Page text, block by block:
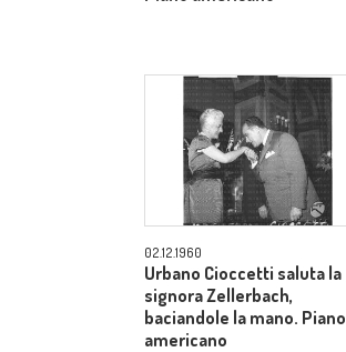
02.12.1960
Urbano Cioccetti saluta la
signora Zellerbach,
baciandole la mano. Piano
americano